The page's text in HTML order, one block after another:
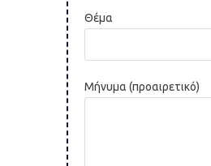
Θέμα
Μήνυμα (προαιρετικό)